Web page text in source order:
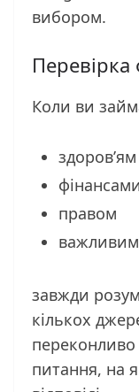
вибором.
Перевірка
Коли ви
здоров’ям
фінансами
правом
завжди
кількох
переконливо
питання, на